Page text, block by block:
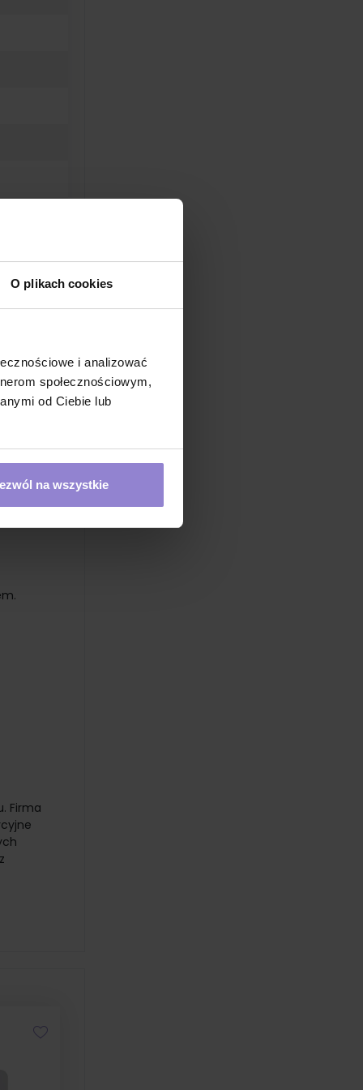
O plikach cookies
i analizować
społecznościowym,
od Ciebie lub
na wszystkie
Firma